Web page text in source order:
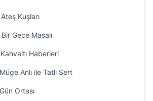
Kuşları
Gece Masalı
Haberleri
Anlı ile Tatlı Sert
Ortası